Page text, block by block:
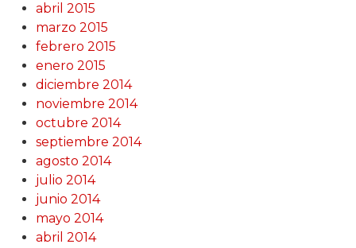
abril 2015
marzo 2015
febrero 2015
enero 2015
diciembre 2014
noviembre 2014
octubre 2014
septiembre 2014
agosto 2014
julio 2014
junio 2014
mayo 2014
abril 2014